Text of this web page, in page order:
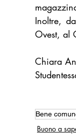
Inoltre,
Ovest, al
Chiara
Bene
Buono a